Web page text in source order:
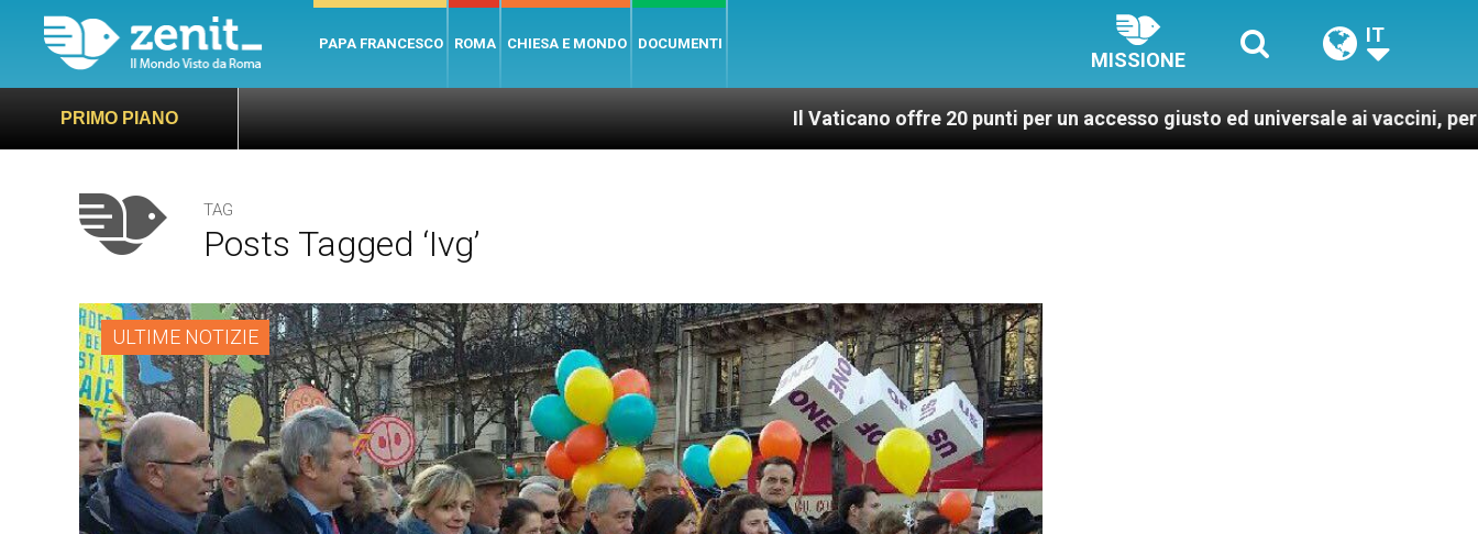
PAPA FRANCESCO ROMA CHIESA E MONDO DOCUMENTI
MISSIONE
IT
PRIMO PIANO Il Vaticano offre 20 punti per un accesso giusto ed universale ai vaccini, per un mondo più
TAG
Posts Tagged ‘ivg’
ULTIME NOTIZIE